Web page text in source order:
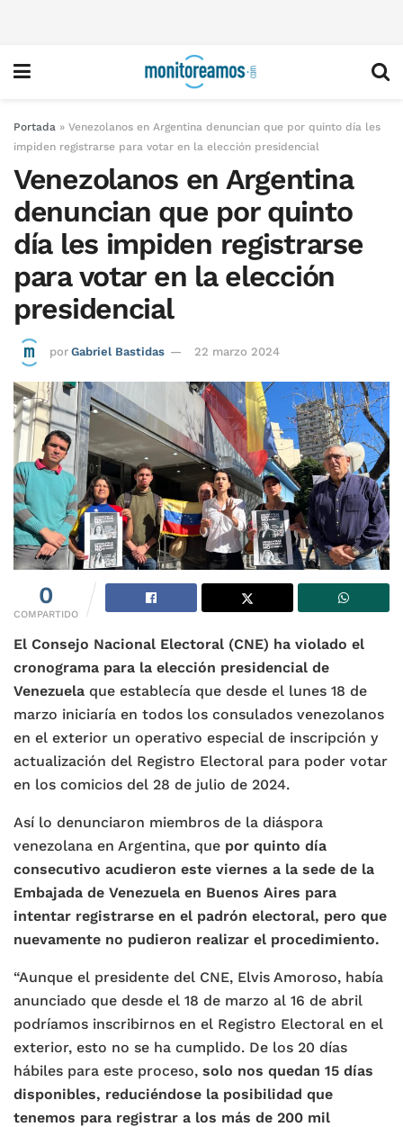
Portada » Venezolanos en Argentina denuncian que por quinto día les
impiden registrarse para votar en la elección presidencial
Venezolanos en Argentina
denuncian que por quinto
día les impiden registrarse
para votar en la elección
presidencial
por Gabriel Bastidas 22 marzo 2024
0
COMPARTIDO
El Consejo Nacional Electoral (CNE) ha violado el
cronograma para la elección presidencial de
Venezuela que establecía que desde el lunes 18 de
marzo iniciaría en todos los consulados venezolanos
en el exterior un operativo especial de inscripción y
actualización del Registro Electoral para poder votar
en los comicios del 28 de julio de 2024.
Así lo denunciaron miembros de la diáspora
venezolana en Argentina, que por quinto día
consecutivo acudieron este viernes a la sede de la
Embajada de Venezuela en Buenos Aires para
intentar registrarse en el padrón electoral, pero que
nuevamente no pudieron realizar el procedimiento.
“Aunque el presidente del CNE, Elvis Amoroso, había
anunciado que desde el 18 de marzo al 16 de abril
podríamos inscribirnos en el Registro Electoral en el
exterior, esto no se ha cumplido. De los 20 días
hábiles para este proceso, solo nos quedan 15 días
disponibles, reduciéndose la posibilidad que
tenemos para registrar a los más de 200 mil